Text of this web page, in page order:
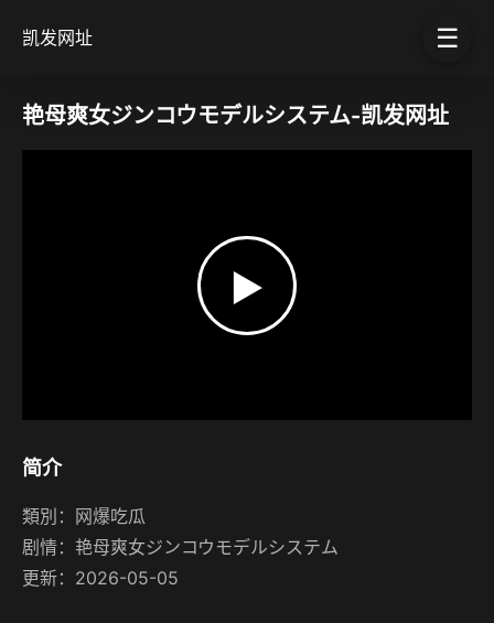
凯发网址 ☰
艳母爽女ジンコウモデルシステム-凯发网址
▶
简介
類別： 网爆吃瓜
剧情： 艳母爽女ジンコウモデルシステム
更新：2026-05-05